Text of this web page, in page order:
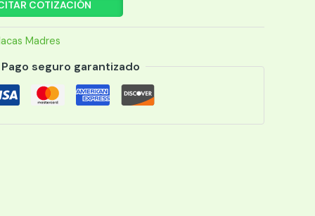
COTIZACIÓN
Madres
Pago seguro garantizado